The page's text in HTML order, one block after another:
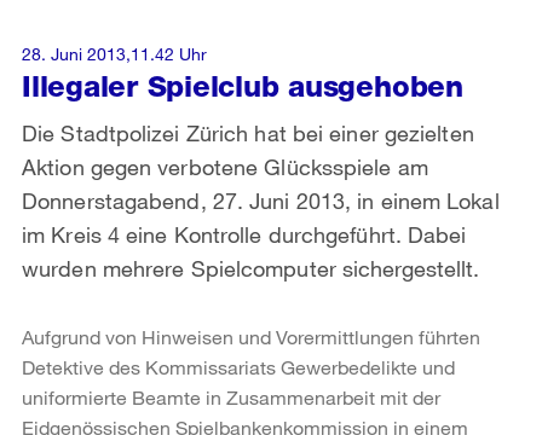
Illegaler Spielclub ausgehoben
Die Stadtpolizei Zürich hat bei einer gezielten
Aktion gegen verbotene Glücksspiele am
Donnerstagabend, 27. Juni 2013, in einem Lokal
im Kreis 4 eine Kontrolle durchgeführt. Dabei
wurden mehrere Spielcomputer sichergestellt.
28. Juni 2013,11.42 Uhr
Aufgrund von Hinweisen und Vorermittlungen führten
Detektive des Kommissariats Gewerbedelikte und
uniformierte Beamte in Zusammenarbeit mit der
Eidgenössischen Spielbankenkommission in einem